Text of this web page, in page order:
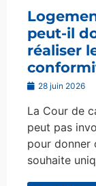
peut-il
réaliser
28 juin 2026
La Cour de
peut pas
pour donner
souhaite